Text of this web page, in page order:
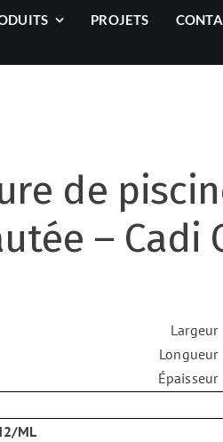
PROJETS
de
– Cadi
Largeur
Longueur
Épaisseur
ML